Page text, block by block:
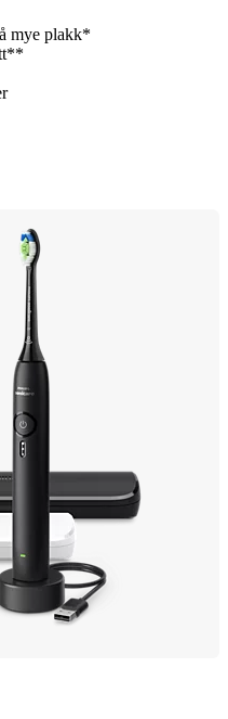
mye plakk*